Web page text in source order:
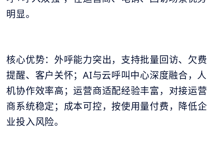
明显。
核心优势：外呼能力突出，支持批量回访、欠费
提醒、客户关怀；AI与云呼叫中心深度融合，人
机协作效率高；运营商适配经验丰富，对接运营
商系统稳定；成本可控，按使用量付费，降低企
业投入风险。